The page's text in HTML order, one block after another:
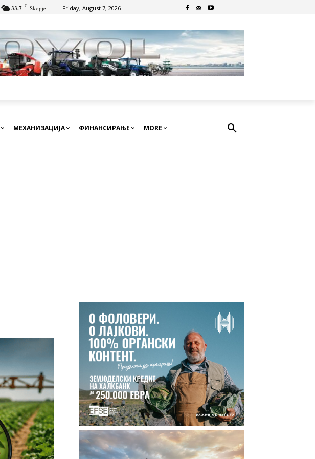
33.7 C Skopje Friday, August 7, 2026
МЕХАНИЗАЦИЈА ФИНАНСИРАЊЕ MORE